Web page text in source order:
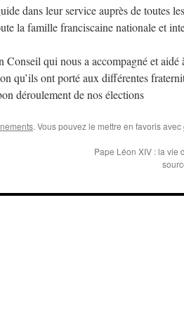
dans leur service auprès de toutes
la famille franciscaine nationale et
Conseil qui nous a accompagné et aidé
qu’ils ont porté aux différentes
déroulement de nos élections
. Vous pouvez le mettre en favoris avec
Pape Léon XIV : la vie